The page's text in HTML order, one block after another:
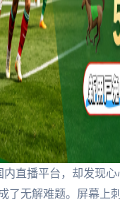
内直播平台，却发现心
了无解难题。屏幕上